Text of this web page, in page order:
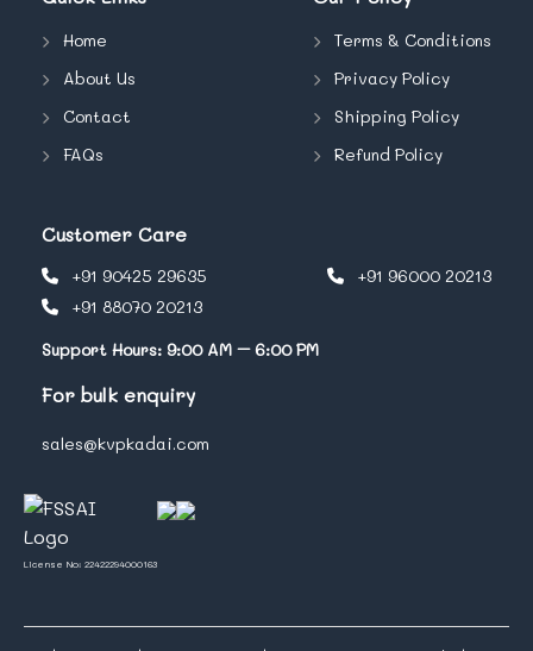
Home
About Us
Contact
FAQs
Terms & Conditions
Privacy Policy
Shipping Policy
Refund Policy
Customer Care
+91 90425 29635
+91 96000 20213
+91 88070 20213
Support Hours: 9:00 AM – 6:00 PM
For bulk enquiry
sales@kvpkadai.com
License No: 22422294000163